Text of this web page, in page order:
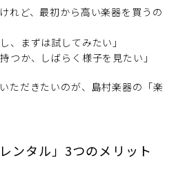
れど、最初から高い楽器を買うの
、まずは試してみたい」
つか、しばらく様子を見たい」
ただきたいのが、島村楽器の「楽
ンタル」3つのメリット